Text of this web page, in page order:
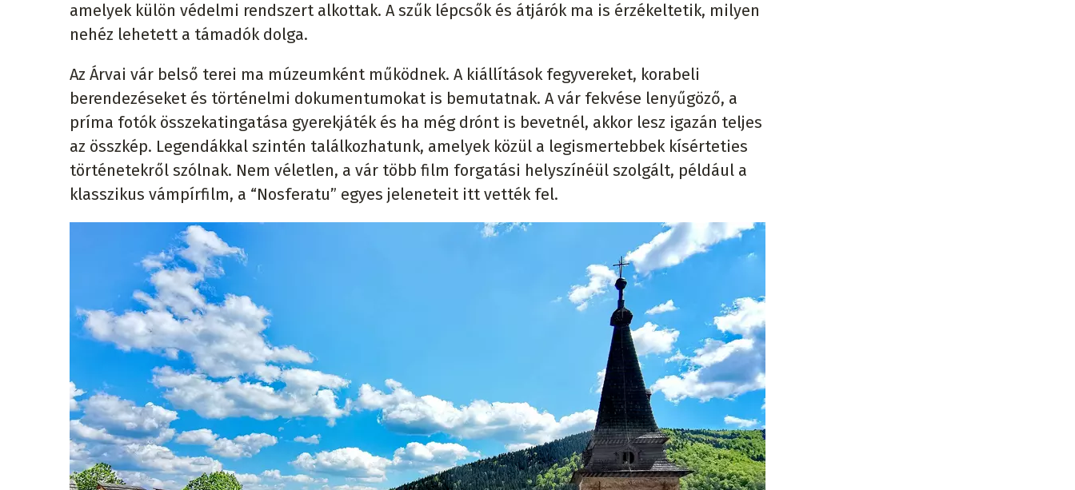
amelyek külön védelmi rendszert alkottak. A szűk lépcsők és átjárók ma is érzékeltetik, milyen
nehéz lehetett a támadók dolga.
Az Árvai vár belső terei ma múzeumként működnek. A kiállítások fegyvereket, korabeli
berendezéseket és történelmi dokumentumokat is bemutatnak. A vár fekvése lenyűgöző, a
príma fotók összekatingatása gyerekjáték és ha még drónt is bevetnél, akkor lesz igazán teljes
az összkép. Legendákkal szintén találkozhatunk, amelyek közül a legismertebbek kísérteties
történetekről szólnak. Nem véletlen, a vár több film forgatási helyszínéül szolgált, például a
klasszikus vámpírfilm, a “Nosferatu” egyes jeleneteit itt vették fel.